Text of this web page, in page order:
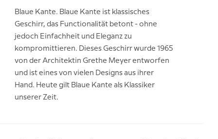
Blaue Kante. Blaue Kante ist klassisches
Geschirr, das Functionalität betont - ohne
jedoch Einfachheit und Eleganz zu
kompromittieren. Dieses Geschirr wurde 1965
von der Architektin Grethe Meyer entworfen
und ist eines von vielen Designs aus ihrer
Hand. Heute gilt Blaue Kante als Klassiker
unserer Zeit.